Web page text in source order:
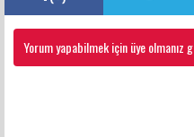
Yorum yapabilmek için üye olmanız